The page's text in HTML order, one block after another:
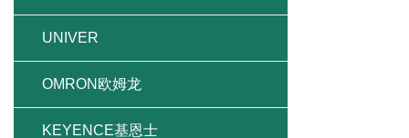
UNIVER
OMRON欧姆龙
KEYENCE基恩士